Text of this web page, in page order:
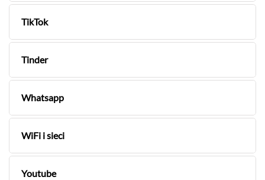
TikTok
Tinder
Whatsapp
WiFi i sieci
Youtube